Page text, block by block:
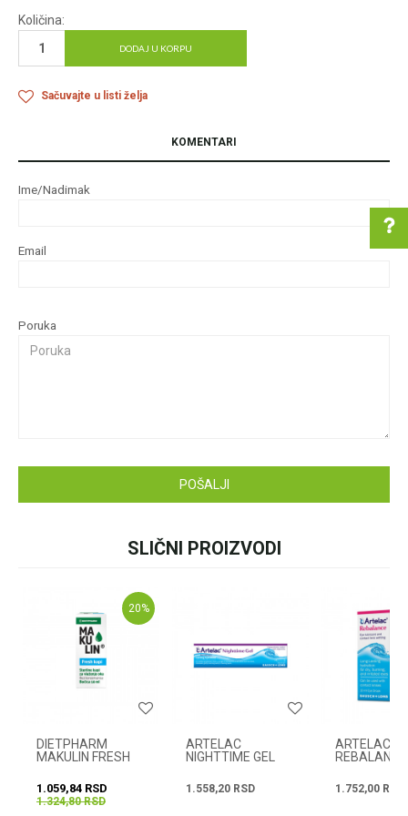
Količina:
DODAJ U KORPU
Sačuvajte u listi želja
ili pozovite:
Radno vreme
KOMENTARI
Ime/Nadimak
Email
Poruka
POŠALJI
SLIČNI PROIZVODI
20%
DIETPHARM
MAKULIN FRESH
1.059,84 RSD
1.324,80RSD
ARTELAC
NIGHTTIME GEL
1.558,20 RSD
ARTELAC
1.752,00 RSD